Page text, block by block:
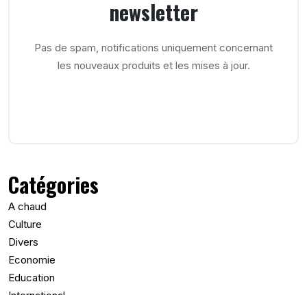
newsletter
Pas de spam, notifications uniquement concernant
les nouveaux produits et les mises à jour.
Catégories
A chaud
Culture
Divers
Economie
Education